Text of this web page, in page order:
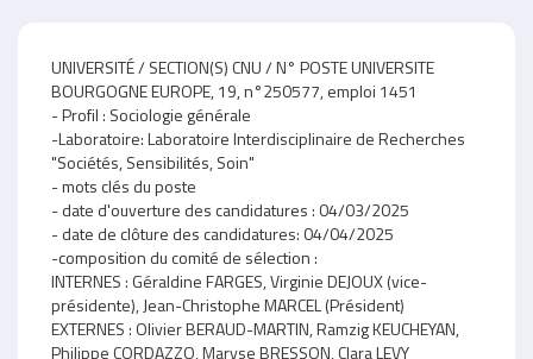
Partie
éditable
UNIVERSITÉ / SECTION(S) CNU / N° POSTE UNIVERSITE
BOURGOGNE EUROPE, 19, n°250577, emploi 1451
- Profil : Sociologie générale
-Laboratoire: Laboratoire Interdisciplinaire de Recherches
"Sociétés, Sensibilités, Soin"
- mots clés du poste
- date d'ouverture des candidatures : 04/03/2025
- date de clôture des candidatures: 04/04/2025
-composition du comité de sélection :
INTERNES : Géraldine FARGES, Virginie DEJOUX (vice-
présidente), Jean-Christophe MARCEL (Président)
EXTERNES : Olivier BERAUD-MARTIN, Ramzig KEUCHEYAN,
Philippe CORDAZZO, Maryse BRESSON, Clara LEVY